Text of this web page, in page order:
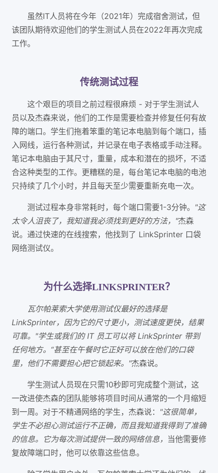
虽然IT人员将在今年（2021年）完成宿舍测试，但
该团队期待欢迎他们的学生测试人员在2022年再次完成
工作。
传统测试过程
这个艰巨的项目之前过程很麻烦 - 对于学生测试人
员以及杰森来说，他们的工作是需要检查并修复任何有故
障的端口。学生们拖着笨重的笔记本电脑到每个端口，插
入网线，运行各种测试，并记录在电子表格或手动注释。
笔记本电脑由于其尺寸，重量，成本和潜在的损坏，不适
合这种类型的工作。更糟糕的是，每台笔记本电脑的电池
只持续了几个小时，并且每天至少需要重新充电一次。
测试过程本身非常耗时，每个端口需要1-3分钟。 "这
太令人沮丧了，我知道我必须找到更好的方法，"杰森
说。通过快速的在线搜索，他找到了 LinkSprinter 口袋
网络测试仪。
为什么选择LINKSPRINTER？
瓦尔帕莱索大学使用测试仪最好的选择是
LinkSprinter，因为它的尺寸更小，测试速度更快，结果
可靠。"学生或我们的 IT 员工可以将 LinkSprinter 带到
任何地方。“甚至在午餐时它正好可以放在他们的口袋
里，他们不需要担心把它锁起来。"杰森说。
学生测试人员现在只需10秒即可完成整个测试，这
一改进使杰森的团队能够将项目时间从通常的一个月缩短
到一周。对于不精通网络的学生，杰森说： "这很简单，
学生不必担心测试运行不正确，而且我知道我得到了准确
的信息。它为每次测试提供一致的网络信息， 当他需要修
复故障端口时，他可以依靠这些信息。